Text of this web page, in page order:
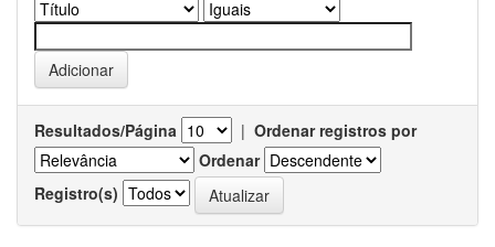
Resultados/Página | Ordenar registros por
Ordenar
Registro(s)